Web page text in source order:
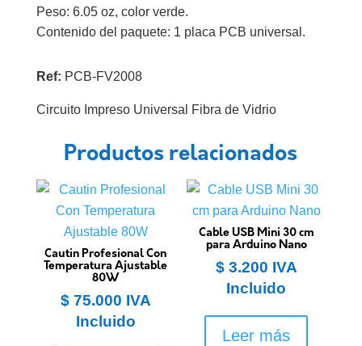
Peso: 6.05 oz, color verde.
Contenido del paquete: 1 placa PCB universal.
Ref: PCB-FV2008
Circuito Impreso Universal Fibra de Vidrio
Productos relacionados
Cautin Profesional Con
Temperatura Ajustable
80W
$75.000 IVA
Incluido
Cable USB Mini 30 cm
para Arduino Nano
$3.200 IVA
Incluido
Leer más